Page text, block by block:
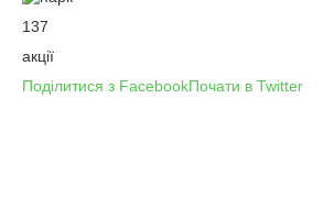
137
акції
Поділитися з FacebookПочати в Twitter